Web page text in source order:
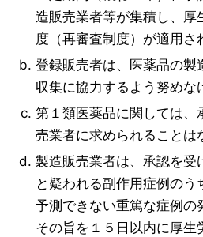
造販売業者等が集積し、厚
度（再審査制度）が適用さ
登録販売者は、医薬品の製
収集に協力するよう努めな
第１類医薬品に関しては、
売業者に求められることは
製造販売業者は、承認を受
と疑われる副作用症例のう
予測できない重篤な症例の
その旨を１５日以内に厚生